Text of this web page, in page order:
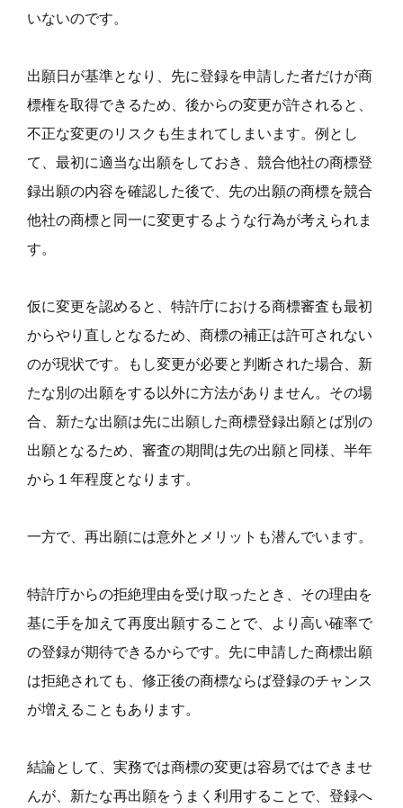
いないのです。
出願日が基準となり、先に登録を申請した者だけが商
標権を取得できるため、後からの変更が許されると、
不正な変更のリスクも生まれてしまいます。例とし
て、最初に適当な出願をしておき、競合他社の商標登
録出願の内容を確認した後で、先の出願の商標を競合
他社の商標と同一に変更するような行為が考えられま
す。
仮に変更を認めると、特許庁における商標審査も最初
からやり直しとなるため、商標の補正は許可されない
のが現状です。もし変更が必要と判断された場合、新
たな別の出願をする以外に方法がありません。その場
合、新たな出願は先に出願した商標登録出願とば別の
出願となるため、審査の期間は先の出願と同様、半年
から１年程度となります。
一方で、再出願には意外とメリットも潜んでいます。
特許庁からの拒絶理由を受け取ったとき、その理由を
基に手を加えて再度出願することで、より高い確率で
の登録が期待できるからです。先に申請した商標出願
は拒絶されても、修正後の商標ならば登録のチャンス
が増えることもあります。
結論として、実務では商標の変更は容易ではできませ
んが、新たな再出願をうまく利用することで、登録へ